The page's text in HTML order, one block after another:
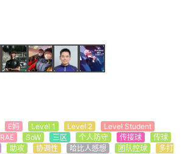
E妈 Level 1 Level 2
Level Student
RAE SoW 三区 个人防守 传接球
传球
助攻 协调性 哈比人感想 团队控球
多打